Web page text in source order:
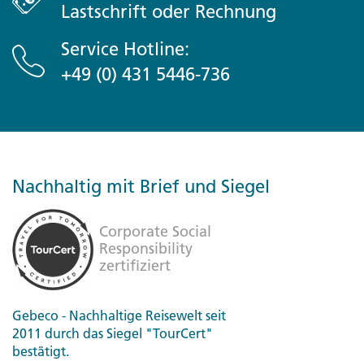
Lastschrift oder Rechnung
Service Hotline:
+49 (0) 431 5446-736
Nachhaltig mit Brief und Siegel
Gebeco - Nachhaltige Reisewelt seit
2011 durch das Siegel "TourCert"
bestätigt.